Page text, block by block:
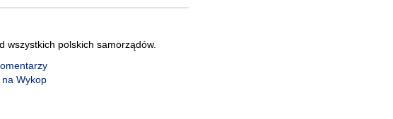
wszystkich polskich samorządów.
na Wykop